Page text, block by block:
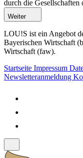
durch die
Weiter
LOU!S ist ein Angebot
Bayerischen Wirtschaft
Wirtschaft (faw).
Startseite Impressum
Newsletteranmeldung